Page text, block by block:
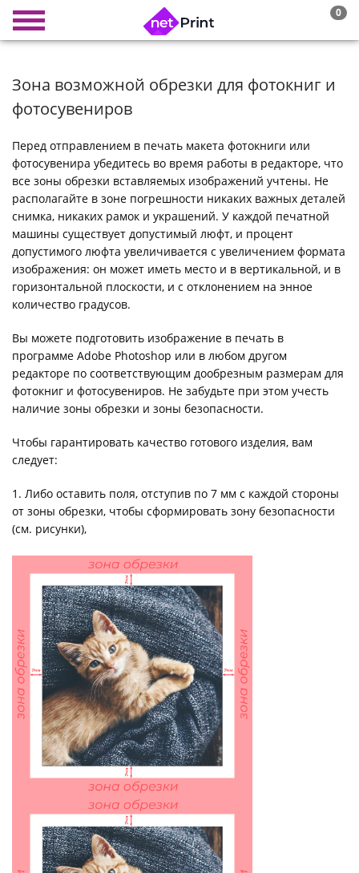
0
Зона возможной обрезки для фотокниг и
фотосувениров
Перед отправлением в печать макета фотокниги или
фотосувенира убедитесь во время работы в редакторе, что
все зоны обрезки вставляемых изображений учтены. Не
располагайте в зоне погрешности никаких важных деталей
снимка, никаких рамок и украшений. У каждой печатной
машины существует допустимый люфт, и процент
допустимого люфта увеличивается с увеличением формата
изображения: он может иметь место и в вертикальной, и в
горизонтальной плоскости, и с отклонением на энное
количество градусов.
Вы можете подготовить изображение в печать в
программе Adobe Photoshop или в любом другом
редакторе по соответствующим дообрезным размерам для
фотокниг и фотосувениров. Не забудьте при этом учесть
наличие зоны обрезки и зоны безопасности.
Чтобы гарантировать качество готового изделия, вам
следует:
1. Либо оставить поля, отступив по 7 мм с каждой стороны
от зоны обрезки, чтобы сформировать зону безопасности
(см. рисунки),